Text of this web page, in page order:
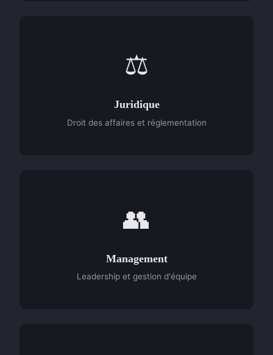
⚖️
Juridique
Droit des affaires et réglementation
👥
Management
Leadership et gestion d'équipe